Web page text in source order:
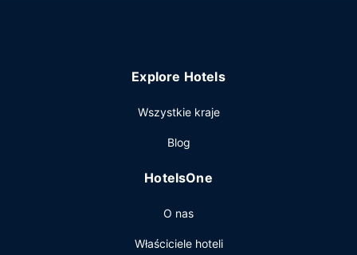
Explore Hotels
Wszystkie kraje
Blog
HotelsOne
O nas
Właściciele hoteli